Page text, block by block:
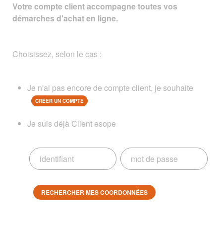
Votre compte client accompagne toutes vos
démarches d'achat en ligne.
Choisissez, selon le cas :
Je n'ai pas encore de compte client, je souhaite
CRÉER UN COMPTE
Je suis déjà Client esope
RECHERCHER MES COORDONNÉES